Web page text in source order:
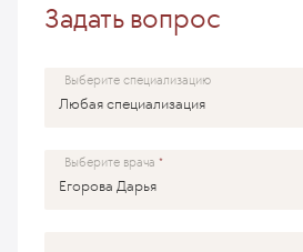
Задать вопрос
Выберите специализацию
Выберите врача